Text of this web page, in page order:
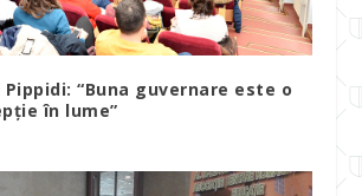
“Buna guvernare este o
în lume”